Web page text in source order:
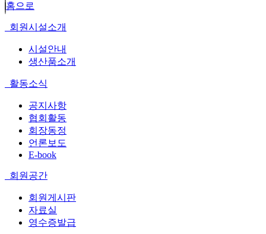
홈으로
회원시설소개
시설안내
생산품소개
활동소식
공지사항
협회활동
회장동정
언론보도
E-book
회원공간
회원게시판
자료실
영수증발급